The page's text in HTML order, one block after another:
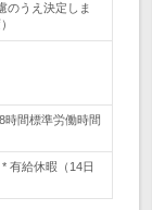
のうえ決定しま
間標準労働時間
有給休暇（14日